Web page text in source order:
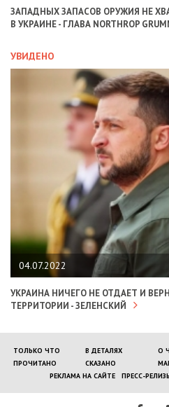
ЗАПАДНЫХ ЗАПАСОВ ОРУЖИЯ НЕ
В УКРАИНЕ - ГЛАВА NORTHROP
УВИДЕНО
04.07.2022
УКРАИНА НИЧЕГО НЕ ОТДАЕТ И
ТЕРРИТОРИИ - ЗЕЛЕНСКИЙ
ТОЛЬКО ЧТО В ДЕТАЛЯХ О
ПРОЧИТАНО
СКАЗАНО
РЕКЛАМА НА САЙТЕ
ПРЕСС-